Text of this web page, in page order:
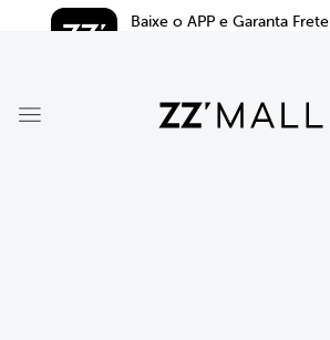
Baixe o APP e Garanta Frete